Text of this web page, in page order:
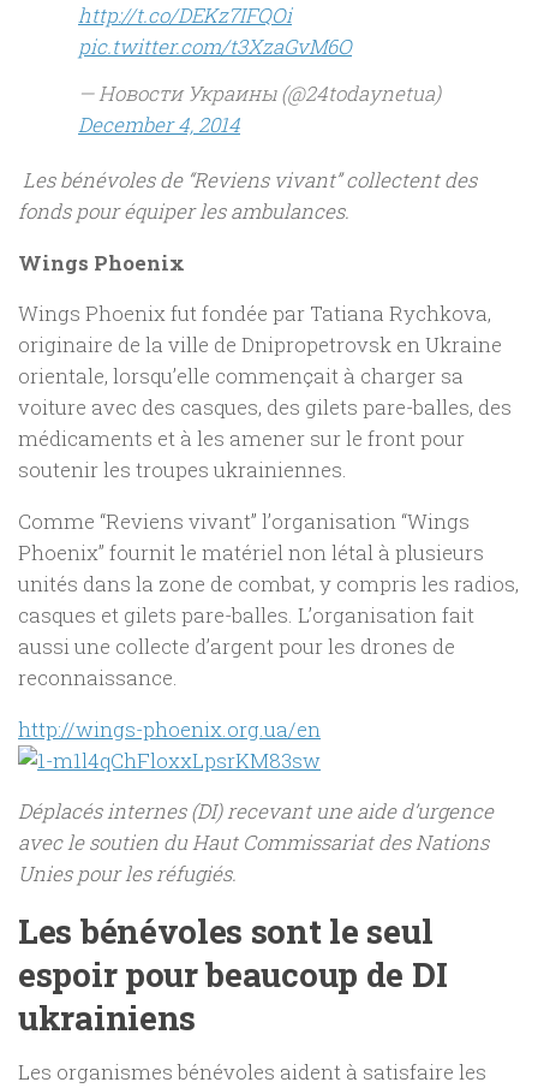
http://t.co/DEKz7IFQOi
pic.twitter.com/t3XzaGvM6O
— Новости Украины (@24todaynetua)
December 4, 2014
Les bénévoles de “Reviens vivant” collectent des
fonds pour équiper les ambulances.
Wings Phoenix
Wings Phoenix fut fondée par Tatiana Rychkova,
originaire de la ville de Dnipropetrovsk en Ukraine
orientale, lorsqu’elle commençait à charger sa
voiture avec des casques, des gilets pare-balles, des
médicaments et à les amener sur le front pour
soutenir les troupes ukrainiennes.
Comme “Reviens vivant” l’organisation “Wings
Phoenix” fournit le matériel non létal à plusieurs
unités dans la zone de combat, y compris les radios,
casques et gilets pare-balles. L’organisation fait
aussi une collecte d’argent pour les drones de
reconnaissance.
http://wings-phoenix.org.ua/en
Déplacés internes (DI) recevant une aide d’urgence
avec le soutien du Haut Commissariat des Nations
Unies pour les réfugiés.
Les bénévoles sont le seul
espoir pour beaucoup de DI
ukrainiens
Les organismes bénévoles aident à satisfaire les